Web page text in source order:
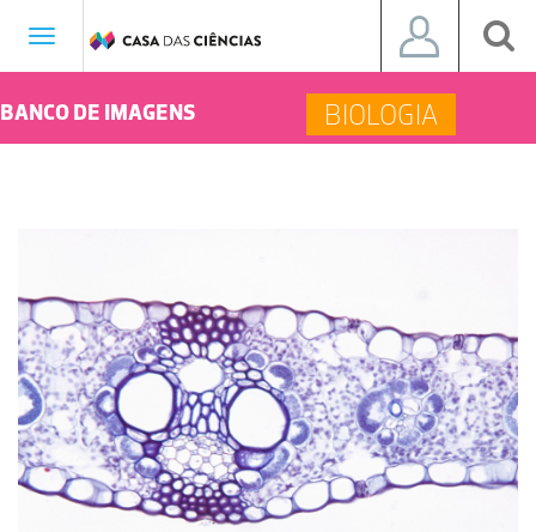
Toggle
BANCO DE IMAGENS BIOLOGIA